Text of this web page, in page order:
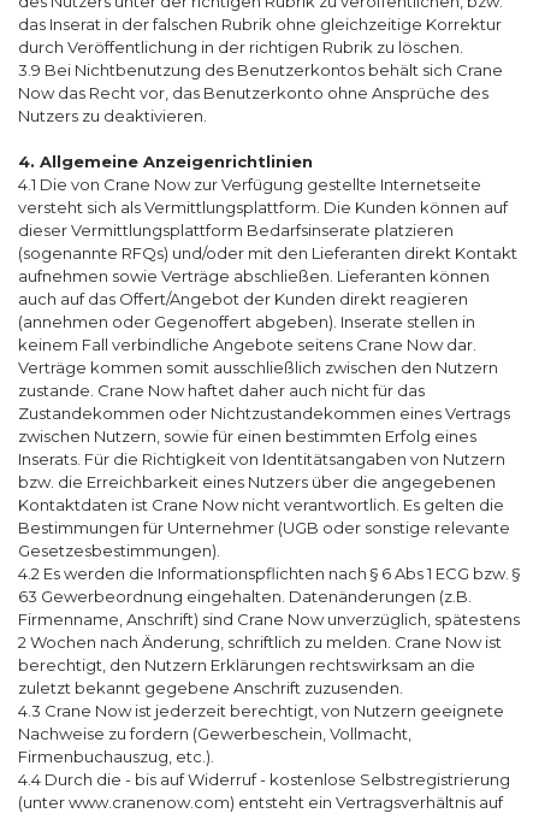
das Inserat in der falschen Rubrik ohne gleichzeitige Korrektur
durch Veröffentlichung in der richtigen Rubrik zu löschen.
3.9 Bei Nichtbenutzung des Benutzerkontos behält sich Crane
Now das Recht vor, das Benutzerkonto ohne Ansprüche des
Nutzers zu deaktivieren.
4. Allgemeine Anzeigenrichtlinien
4.1 Die von Crane Now zur Verfügung gestellte Internetseite
versteht sich als Vermittlungsplattform. Die Kunden können auf
dieser Vermittlungsplattform Bedarfsinserate platzieren
(sogenannte RFQs) und/oder mit den Lieferanten direkt Kontakt
aufnehmen sowie Verträge abschließen. Lieferanten können
auch auf das Offert/Angebot der Kunden direkt reagieren
(annehmen oder Gegenoffert abgeben). Inserate stellen in
keinem Fall verbindliche Angebote seitens Crane Now dar.
Verträge kommen somit ausschließlich zwischen den Nutzern
zustande. Crane Now haftet daher auch nicht für das
Zustandekommen oder Nichtzustandekommen eines Vertrags
zwischen Nutzern, sowie für einen bestimmten Erfolg eines
Inserats. Für die Richtigkeit von Identitätsangaben von Nutzern
bzw. die Erreichbarkeit eines Nutzers über die angegebenen
Kontaktdaten ist Crane Now nicht verantwortlich. Es gelten die
Bestimmungen für Unternehmer (UGB oder sonstige relevante
Gesetzesbestimmungen).
4.2 Es werden die Informationspflichten nach § 6 Abs 1 ECG bzw. §
63 Gewerbeordnung eingehalten. Datenänderungen (z.B.
Firmenname, Anschrift) sind Crane Now unverzüglich, spätestens
2 Wochen nach Änderung, schriftlich zu melden. Crane Now ist
berechtigt, den Nutzern Erklärungen rechtswirksam an die
zuletzt bekannt gegebene Anschrift zuzusenden.
4.3 Crane Now ist jederzeit berechtigt, von Nutzern geeignete
Nachweise zu fordern (Gewerbeschein, Vollmacht,
Firmenbuchauszug, etc.).
4.4 Durch die - bis auf Widerruf - kostenlose Selbstregistrierung
(unter www.cranenow.com) entsteht ein Vertragsverhältnis auf